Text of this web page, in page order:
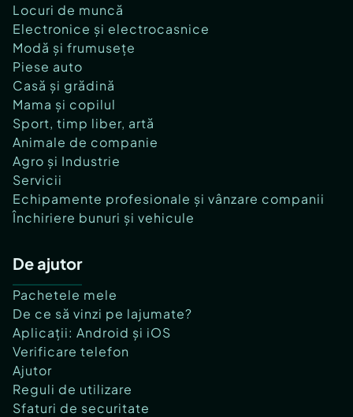
Locuri de muncă
Electronice și electrocasnice
Modă și frumusețe
Piese auto
Casă și grădină
Mama și copilul
Sport, timp liber, artă
Animale de companie
Agro și Industrie
Servicii
Echipamente profesionale și vânzare companii
Închiriere bunuri și vehicule
De ajutor
Pachetele mele
De ce să vinzi pe lajumate?
Aplicații: Android și iOS
Verificare telefon
Ajutor
Reguli de utilizare
Sfaturi de securitate